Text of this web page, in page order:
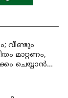
വീണ്ടും
മാറ്റണം,
ചെയ്യാൻ